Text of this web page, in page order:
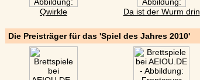
Qwirkle Da ist der Wurm drin
Die Preisträger für das 'Spiel des Jahres 2010'